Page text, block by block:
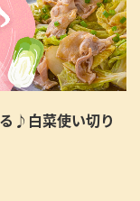
♪白菜使い切り